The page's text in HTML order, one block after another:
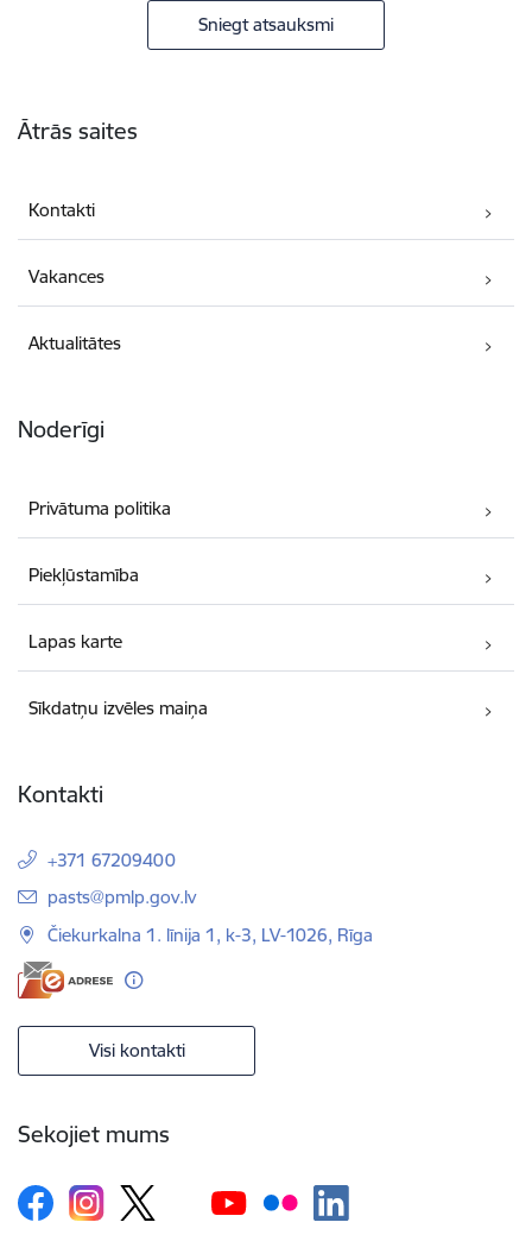
Sniegt atsauksmi
Ātrās saites
Kontakti
Vakances
Aktualitātes
Noderīgi
Privātuma politika
Piekļūstamība
Lapas karte
Sīkdatņu izvēles maiņa
Kontakti
+371 67209400
E-pasts:
pasts@pmlp.gov.lv
Čiekurkalna 1. līnija 1, k-3, LV-1026, Rīga
Visi kontakti
Sekojiet mums